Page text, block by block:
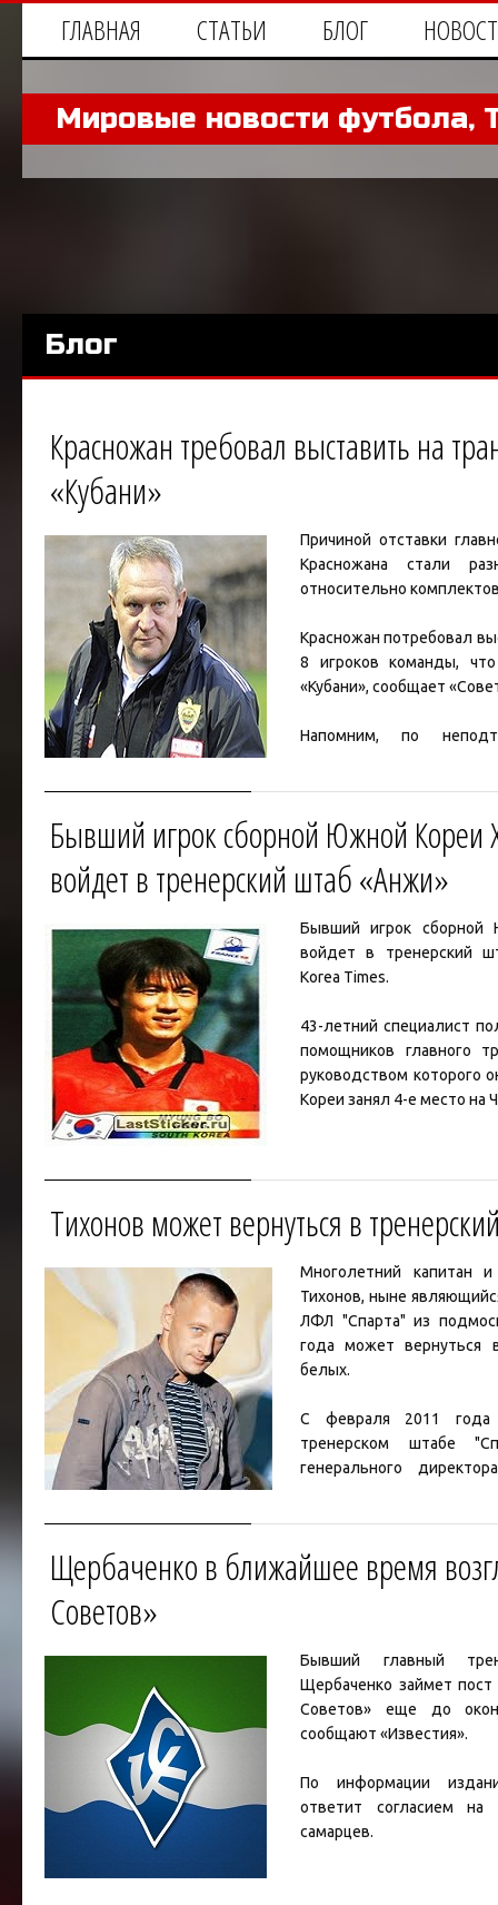
ГЛАВНАЯ СТАТЬИ БЛОГ
Мировые новости футбола,
Блог
Красножан требовал выставить на
«Кубани»
Причиной отставки
Красножана стали
относительно
Красножан потребовал
8 игроков команды,
«Кубани», сообщает
Напомним, по
При этом генеральный
Читать
Бывший игрок сборной Южной Кореи
войдет в тренерский штаб «Анжи»
Бывший игрок
войдет в тренерский
Korea Times.
43-летний специалист
помощников главного
руководством которого
Кореи занял 4-е место на
Лондоне.
Добавим, что... Читать
Тихонов может вернуться в
Многолетний капитан
Тихонов, ныне
ЛФЛ "Спарта" из
года может вернуться
белых.
С февраля 2011
тренерском штабе
генерального
Щербаченко в ближайшее время
Советов»
Бывший главный
Щербаченко займет пост
Советов» еще до
сообщают «Известия».
По информации
ответит согласием на
самарцев.